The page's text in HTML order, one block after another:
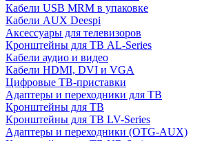
Кабели USB MRM в упаковке
Кабели AUX Deespi
Аксессуары для телевизоров
Кронштейны для ТВ AL-Series
Кабели аудио и видео
Кабели HDMI, DVI и VGA
Цифровые ТВ-приставки
Адаптеры и переходники для ТВ
Кронштейны для ТВ
Кронштейны для ТВ LV-Series
Адаптеры и переходники (OTG-AUX)